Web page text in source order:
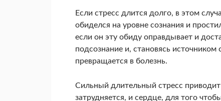
Если стресс длится долго, в этом
обиделся на уровне сознания и
если он эту обиду оправдывает и
подсознание и, становясь
превращается в болезнь.
Сильный длительный стресс
затрудняется, и сердце, для того